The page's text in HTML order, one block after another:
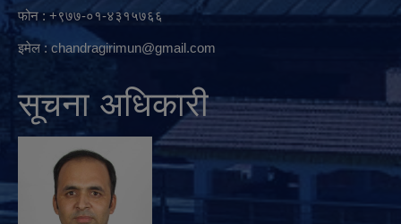
फोन : +९७७-०१-४३१५७६६
इमेल :chandragirimun@gmail.com
सूचना अधिकारी